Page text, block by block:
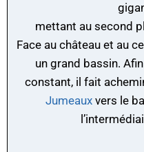
mettant au second
Face au château et au
un grand bassin.
constant, il fait
Jumeauxvers le